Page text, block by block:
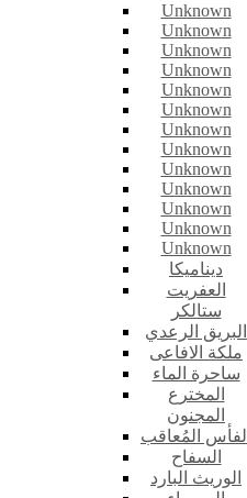
Unknown
Unknown
Unknown
Unknown
Unknown
Unknown
Unknown
Unknown
Unknown
Unknown
Unknown
Unknown
Unknown
ديناميكا
العفريت
ستالكر
البريق الرعدي
ملكة الافاعى
ساحرة الماء
المخترع
المجنون
الفأس المُعاقب
السفاح
الوريث البارد